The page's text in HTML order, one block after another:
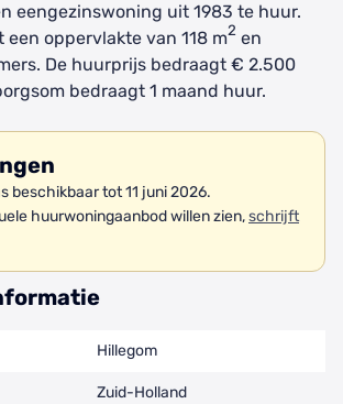
eengezinswoning uit 1983 te huur.
een oppervlakte van 118 m2 en
De huurprijs bedraagt € 2.500
bedraagt 1 maand huur.
beschikbaar tot 11 juni 2026.
huurwoningaanbod willen zien,schrijft
Hillegom
Zuid-Holland